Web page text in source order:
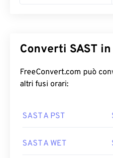
Converti SAST
FreeConvert.com può
altri fusi orari:
SAST A PST
SAST A WET